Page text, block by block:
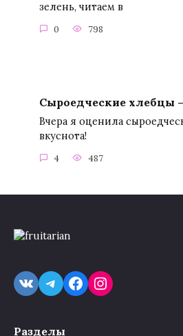
зелень, читаем в
0 798
Сыроедческие хлебцы
Вчера я оценила
вкуснота!
4 487
VKTelegram
Facebook
Instagram
Разделы